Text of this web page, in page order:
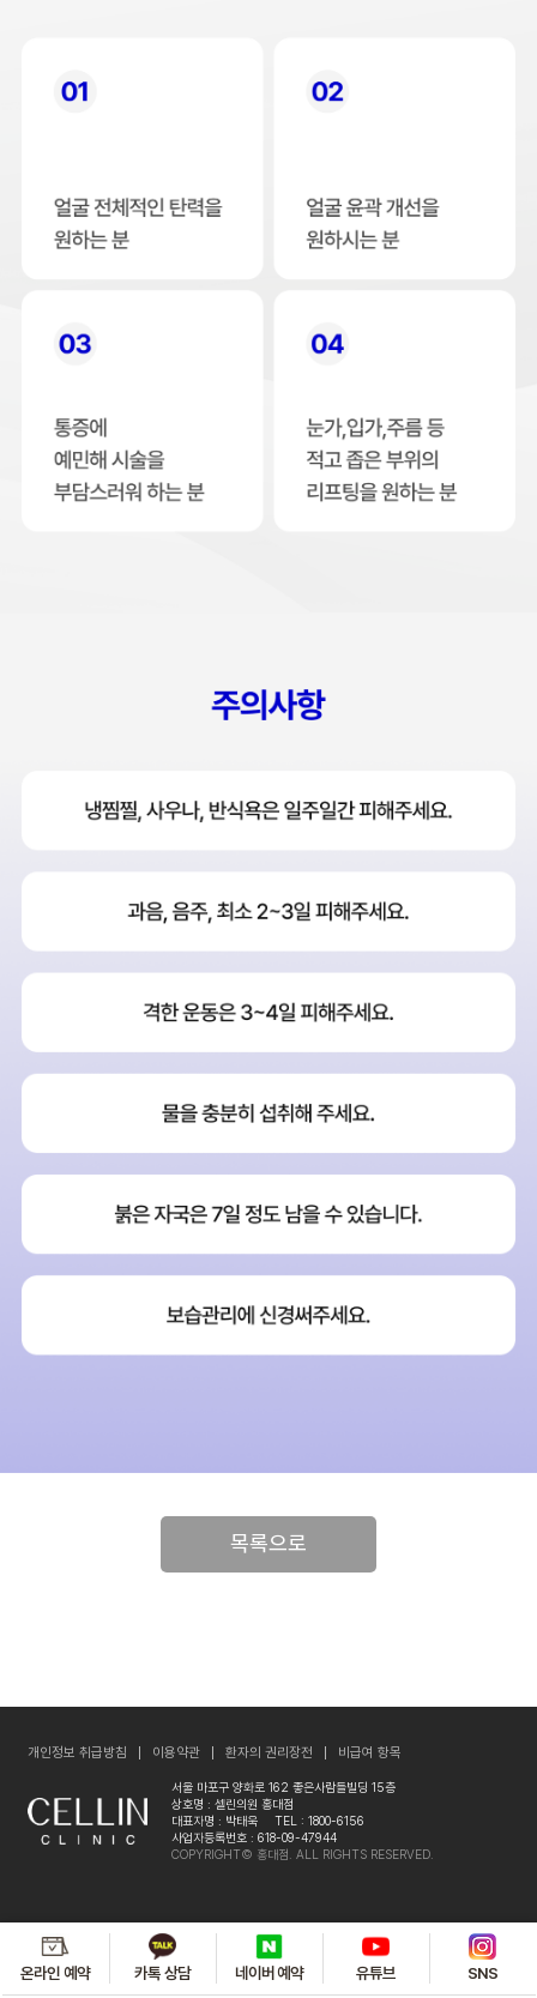
목록으로
개인정보 취급방침 이용약관 환자의 권리장전 비급여 항목
서울 마포구 양화로 162 좋은사람들빌딩 15층
상호명 : 셀린의원 홍대점
대표자명 : 박태욱
TEL : 1800-6156
사업자등록번호 : 618-09-47944
COPYRIGHT© 홍대점. ALL RIGHTS RESERVED.
온라인 예약 카톡 상담 네이버 예약 유튜브 SNS